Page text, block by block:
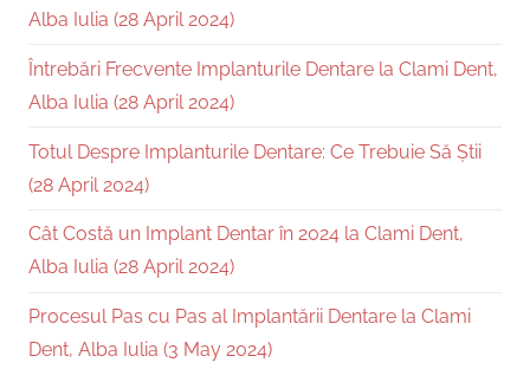
Alba Iulia (28 April 2024)
Întrebări Frecvente Implanturile Dentare la Clami Dent,
Alba Iulia (28 April 2024)
Totul Despre Implanturile Dentare: Ce Trebuie Să Știi
(28 April 2024)
Cât Costă un Implant Dentar în 2024 la Clami Dent,
Alba Iulia (28 April 2024)
Procesul Pas cu Pas al Implantării Dentare la Clami
Dent, Alba Iulia (3 May 2024)